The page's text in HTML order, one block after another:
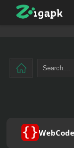
WebCode